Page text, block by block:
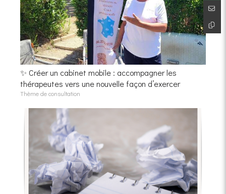
✨ Créer un cabinet mobile : accompagner les
thérapeutes vers une nouvelle façon d’exercer
Thème de consultation